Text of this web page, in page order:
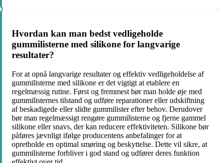
Hvordan kan man bedst vedligeholde
gummilisterne med silikone for langvarige
resultater?
For at opnå langvarige resultater og effektiv vedligeholdelse af
gummilisterne med silikone er det vigtigt at etablere en
regelmæssig rutine. Først og fremmest bør man holde øje med
gummilisternes tilstand og udføre reparationer eller udskiftning
af beskadigede eller slidte gummilister efter behov. Derudover
bør man regelmæssigt rengøre gummilisterne og fjerne gammel
silikone eller snavs, der kan reducere effektiviteten. Silikone bør
påføres jævnligt ifølge producentens anbefalinger for at
opretholde en optimal smøring og beskyttelse. Dette vil sikre, at
gummilisterne forbliver i god stand og udfører deres funktion